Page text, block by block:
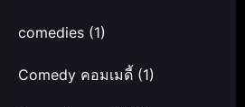
comedies (1)
Comedy คอมเมดี้ (1)